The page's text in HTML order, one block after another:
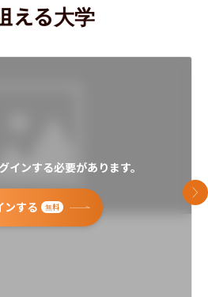
える大学
インする必要があります。
ンする 無料
次